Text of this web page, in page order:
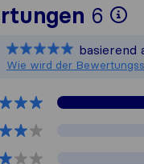
6
basierend
Wie wird der